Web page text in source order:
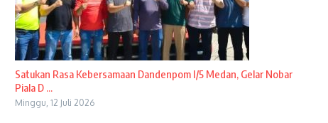
Satukan Rasa Kebersamaan Dandenpom I/5 Medan, Gelar Nobar
Piala D ...
Minggu, 12 Juli 2026